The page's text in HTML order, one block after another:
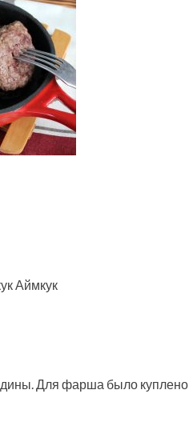
Аймкук
Для фарша было куплено